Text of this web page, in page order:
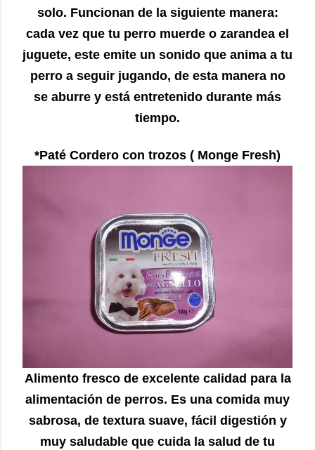
solo. Funcionan de la siguiente manera:
cada vez que tu perro muerde o zarandea el
juguete, este emite un sonido que anima a tu
perro a seguir jugando, de esta manera no
se aburre y está entretenido durante más
tiempo.
*Paté Cordero con trozos ( Monge Fresh)
Alimento fresco de excelente calidad para la
alimentación de perros. Es una comida muy
sabrosa, de textura suave, fácil digestión y
muy saludable que cuida la salud de tu